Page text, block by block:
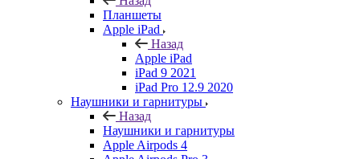
Планшеты
Apple iPad
Назад
Apple iPad
iPad 9 2021
iPad Pro 12.9 2020
Наушники и гарнитуры
Назад
Наушники и гарнитуры
Apple Airpods 4